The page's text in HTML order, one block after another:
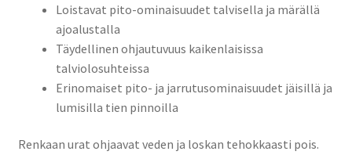
Loistavat pito-ominaisuudet talvisella ja märällä
ajoalustalla
Täydellinen ohjautuvuus kaikenlaisissa
talviolosuhteissa
Erinomaiset pito- ja jarrutusominaisuudet jäisillä ja
lumisilla tien pinnoilla
Renkaan urat ohjaavat veden ja loskan tehokkaasti pois.